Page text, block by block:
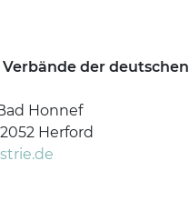
der deutschen
Honnef
Herford